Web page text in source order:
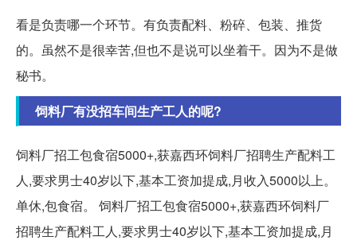
看是负责哪一个环节。有负责配料、粉碎、包装、推货
的。虽然不是很幸苦,但也不是说可以坐着干。因为不是做
秘书。
饲料厂有没招车间生产工人的呢?
饲料厂招工包食宿5000+,获嘉西环饲料厂招聘生产配料工
人,要求男士40岁以下,基本工资加提成,月收入5000以上。
单休,包食宿。 饲料厂招工包食宿5000+,获嘉西环饲料厂
招聘生产配料工人,要求男士40岁以下,基本工资加提成,月